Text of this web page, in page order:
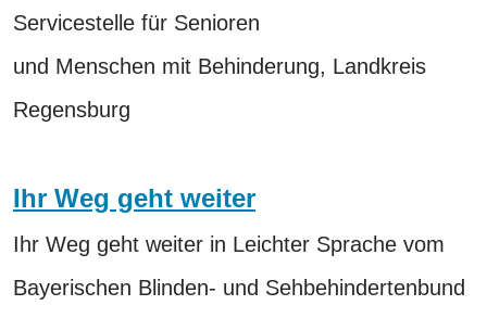
Servicestelle für Senioren
und Menschen mit Behinderung, Landkreis
Regensburg
Ihr Weg geht weiter
Ihr Weg geht weiter in Leichter Sprache vom
Bayerischen Blinden- und Sehbehindertenbund